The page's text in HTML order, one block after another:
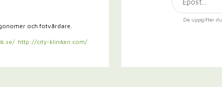
och fotvårdare.
http://city-kliniken.com/
De uppgifter